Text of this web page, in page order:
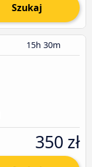
Szukaj
15h 30m
350 zł